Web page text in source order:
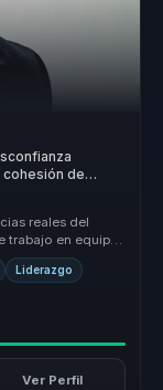
de
reales del
trabajo en equipo,
Liderazgo
Ver Perfil